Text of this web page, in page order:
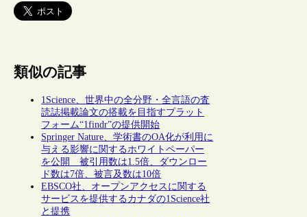
類似の記事
1Science、世界中の全分野・全言語の査
読誌掲載論文の搭載を目指すプラット
フォーム“1findr”の提供開始
Springer Nature、学術書のOA化が利用に
与える影響に関するホワイトペーパー
を公開 被引用数は1.5倍、ダウンロー
ド数は7倍、被言及数は10倍
EBSCO社、オープンアクセスに関する
サービスを提供するカナダの1Science社
と提携